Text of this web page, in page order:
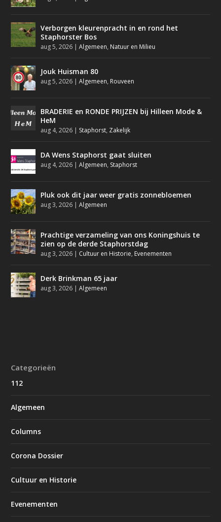
Verborgen kleurenpracht in en rond het
Staphorster Bos
aug 5, 2026 |Algemeen, Natuur en Milieu
Jouk Huisman 80
aug 5, 2026 |Algemeen, Rouveen
BRADERIE en RONDE PRIJZEN bij Hilleen Mode &
HeM
aug 4, 2026 | Staphorst, Zakelijk
DA Wens Staphorst gaat sluiten
aug 4, 2026 |Algemeen, Staphorst
Pluk ook dit jaar weer gratis zonnebloemen
aug 3, 2026 |Algemeen
Prachtige verzameling van ons Koningshuis te
zien op de derde Staphorstdag
aug 3, 2026 | Cultuur en Historie, Evenementen
Derk Brinkman 65 jaar
aug 3, 2026 |Algemeen
Categorieën
112
Algemeen
Columns
Corona Dossier
Cultuur en Historie
Evenementen